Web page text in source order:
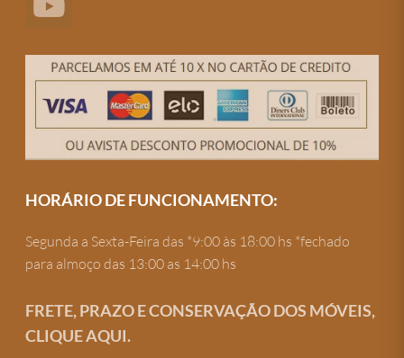
HORÁRIO DE FUNCIONAMENTO:
Segunda a Sexta-Feira das *9:00 às 18:00 hs *fechado
para almoço das 13:00 as 14:00 hs
FRETE, PRAZO E CONSERVAÇÃO DOS MÓVEIS,
CLIQUE AQUI.